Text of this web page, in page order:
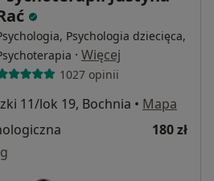
Psychologia dziecięca,
· Więcej
1027 opinii
11/lok 19, Bochnia • Mapa
180 zł